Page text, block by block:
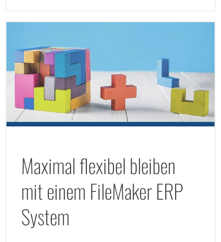
Maximal flexibel bleiben
mit einem FileMaker ERP
System